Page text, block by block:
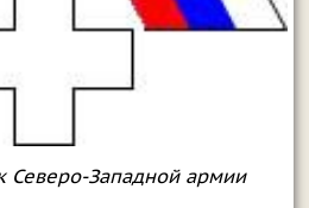
Северо-Западной армии